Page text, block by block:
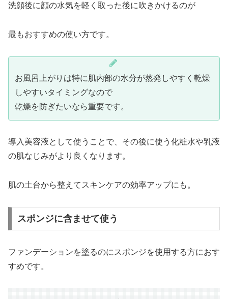
洗顔後に顔の水気を軽く取った後に吹きかけるのが
最もおすすめの使い方です。
お風呂上がりは特に肌内部の水分が蒸発しやすく乾燥
しやすいタイミングなので
乾燥を防ぎたいなら重要です。
導入美容液として使うことで、その後に使う化粧水や乳液
の肌なじみがより良くなります。
肌の土台から整えてスキンケアの効率アップにも。
スポンジに含ませて使う
ファンデーションを塗るのにスポンジを使用する方におす
すめです。